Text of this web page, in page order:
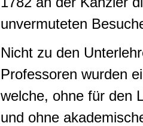
unvermuteten
Nicht zu den
Professoren wurden
welche, ohne für den
und ohne